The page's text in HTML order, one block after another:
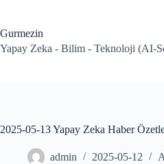
content
Gurmezin
Yapay Zeka - Bilim - Teknoloji (AI-
2025-05-13 Yapay Zeka Haber
admin 2025-05-12